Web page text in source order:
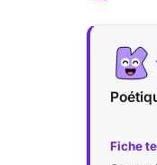
Fiche